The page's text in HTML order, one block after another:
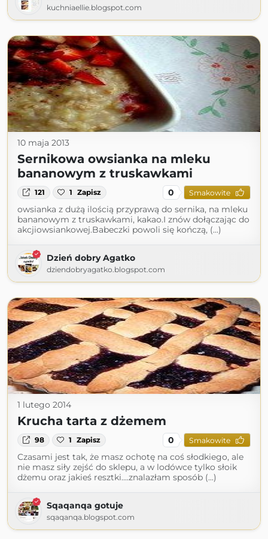
kuchniaellie.blogspot.com
10 maja 2013
Sernikowa owsianka na mleku
bananowym z truskawkami
121 1 Zapisz 0 Smakowite
owsianka z dużą ilością przyprawą do sernika, na mleku
bananowym z truskawkami, kakao.I znów dołączając do
akcjiowsiankowej.Babeczki powoli się kończą, (...)
Dzień dobry Agatko
dziendobryagatko.blogspot.com
1 lutego 2014
Krucha tarta z dżemem
98 1 Zapisz 0 Smakowite
Czasami jest tak, że masz ochotę na coś słodkiego, ale
nie masz siły zejść do sklepu, a w lodówce tylko słoik
dżemu oraz jakieś resztki....znalazłam sposób (...)
Sqaqanqa gotuje
sqaqanqa.blogspot.com